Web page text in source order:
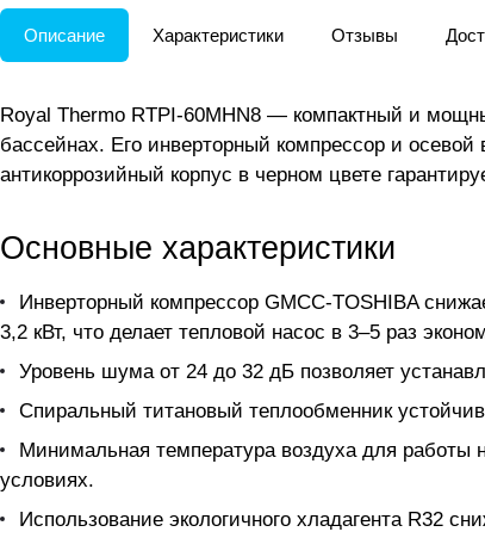
Описание Характеристики Отзывы
Royal Thermo RTPI-60MHN8 — компактный и
бассейнах. Его инверторный компрессор и
антикоррозийный корпус в черном цвете
Основные характеристики
Инверторный компрессор GMCC-TOSHIBA
3,2 кВт, что делает тепловой насос в 3–5 раз
Уровень шума от 24 до 32 дБ позволяет
Спиральный титановый теплообменник
Минимальная температура воздуха для работы
условиях.
Использование экологичного хладагента R32